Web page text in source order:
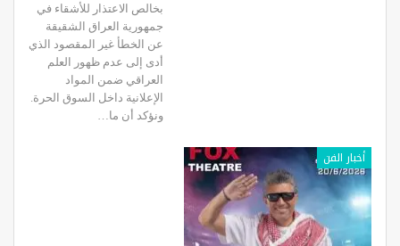
بخالص الاعتذار للأشقاء في
جمهورية العراق الشقيقة
عن الخطأ غير المقصود الذي
أدى إلى عدم ظهور العلم
العراقي ضمن المواد
الإعلانية داخل السوق الحرة.
ونؤكد أن ما…
أخبار الفن